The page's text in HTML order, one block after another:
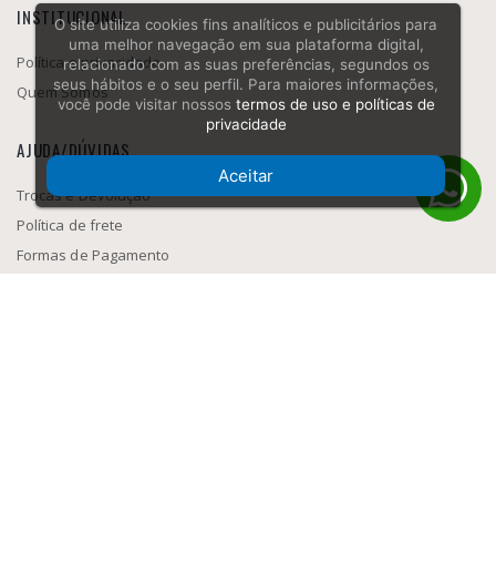
INSTITUCIONAL
Política e privacidade
Quem Somos
AJUDA/DÚVIDAS
Trocas e Devolução
Política de frete
Formas de Pagamento
O site utiliza cookies fins analíticos e publicitários para
uma melhor navegação em sua plataforma digital,
relacionado com as suas preferências, segundos os
seus hábitos e o seu perfil. Para maiores informações,
você pode visitar nossos termos de uso e políticas de
privacidade
Aceitar